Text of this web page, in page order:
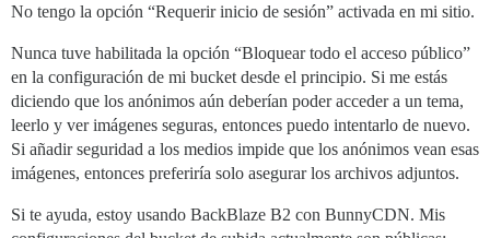
No tengo la opción “Requerir inicio de sesión” activada en mi sitio.
Nunca tuve habilitada la opción “Bloquear todo el acceso público”
en la configuración de mi bucket desde el principio. Si me estás
diciendo que los anónimos aún deberían poder acceder a un tema,
leerlo y ver imágenes seguras, entonces puedo intentarlo de nuevo.
Si añadir seguridad a los medios impide que los anónimos vean esas
imágenes, entonces preferiría solo asegurar los archivos adjuntos.
Si te ayuda, estoy usando BackBlaze B2 con BunnyCDN. Mis